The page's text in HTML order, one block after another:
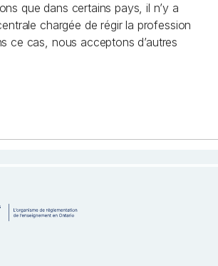
que dans certains pays, il n’y a
chargée de régir la profession
ce cas, nous acceptons d’autres